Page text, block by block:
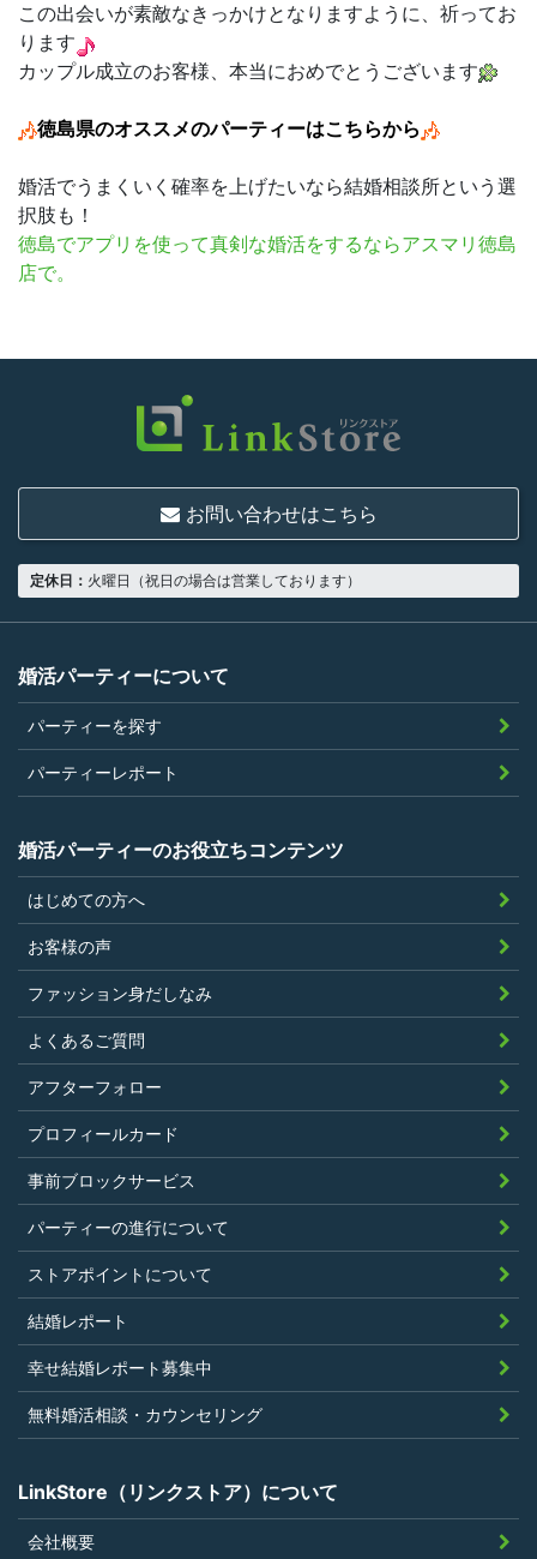
この出会いが素敵なきっかけとなりますように、祈ってお
ります
カップル成立のお客様、本当におめでとうございます
徳島県のオススメのパーティーはこちらから
婚活でうまくいく確率を上げたいなら結婚相談所という選
択肢も！
徳島でアプリを使って真剣な婚活をするならアスマリ徳島
店で。
お問い合わせはこちら
定休日： 火曜日（祝日の場合は営業しております）
婚活パーティーについて
パーティーを探す
パーティーレポート
婚活パーティーのお役立ちコンテンツ
はじめての方へ
お客様の声
ファッション身だしなみ
よくあるご質問
アフターフォロー
プロフィールカード
事前ブロックサービス
パーティーの進行について
ストアポイントについて
結婚レポート
幸せ結婚レポート募集中
無料婚活相談・カウンセリング
LinkStore（リンクストア）について
会社概要